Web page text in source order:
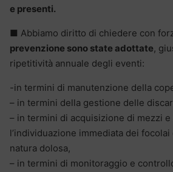
e presenti.
■ Abbiamo diritto di chiedere con
prevenzione sono state adottate,
ripetitività annuale degli eventi:
-in termini di manutenzione della
– in termini della gestione delle
– in termini di acquisizione di mezzi
l’individuazione immediata dei
natura dolosa,
– in termini di monitoraggio e